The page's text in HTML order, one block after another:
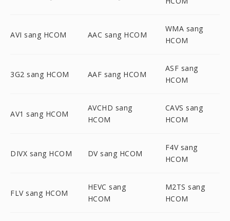
AVI sang HCOM AAC sang HCOM
WMA sang
HCOM
3G2 sang HCOM AAF sang HCOM
ASF sang
HCOM
AV1 sang HCOM
AVCHD sang
HCOM
CAVS sang
HCOM
DIVX sang HCOM DV sang HCOM
F4V sang
HCOM
FLV sang HCOM
HEVC sang
HCOM
M2TS sang
HCOM